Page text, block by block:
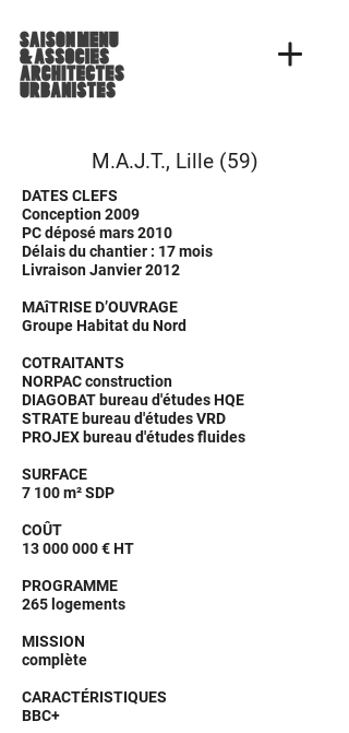
M.A.J.T., Lille (59)
DATES CLEFS
Conception 2009
PC déposé mars 2010
Délais du chantier : 17 mois
Livraison Janvier 2012
MAîTRISE D’OUVRAGE
Groupe Habitat du Nord
COTRAITANTS
NORPAC construction
DIAGOBAT bureau d'études HQE
STRATE bureau d'études VRD
PROJEX bureau d'études fluides
SURFACE
7 100 m² SDP
COÛT
13 000 000€ HT
PROGRAMME
265 logements
MISSION
complète
CARACTÉRISTIQUES
BBC+